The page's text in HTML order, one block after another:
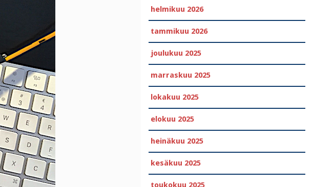
helmikuu 2026
tammikuu 2026
joulukuu 2025
marraskuu 2025
lokakuu 2025
elokuu 2025
heinäkuu 2025
kesäkuu 2025
toukokuu 2025